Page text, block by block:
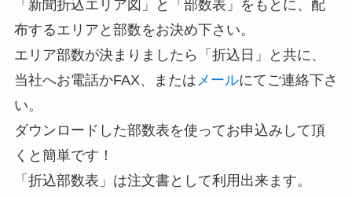
「新聞折込エリア図」と「部数表」をもとに、配
布するエリアと部数をお決め下さい。
エリア部数が決まりましたら「折込日」と共に、
当社へお電話かFAX、またはメールにてご連絡下さ
い。
ダウンロードした部数表を使ってお申込みして頂
くと簡単です！
「折込部数表」は注文書として利用出来ます。